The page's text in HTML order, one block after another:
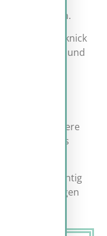
fragte Simon.
deinem Picknick
Korb leer ist und
Navius.
und schlief
sofort weitere
sofort Navius
erstmal richtig
deine Fragen